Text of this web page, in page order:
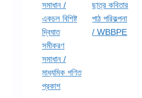
সমাধান /
একচল বিশিষ্ট
দ্বিঘাত
সমীকরণ
সমাধান /
মাধ্যমিক গণিত
প্রকাশ
ছাত্র কবিতার
পাঠ পরিকল্পনা
/ WBBPE